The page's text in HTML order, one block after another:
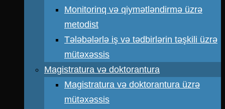
Monitorinq və qiymətləndirmə üzrə
metodist
Tələbələrlə iş və tədbirlərin təşkili üzrə
mütəxəssis
Magistratura və doktorantura
Magistratura və doktorantura üzrə
mütəxəssis